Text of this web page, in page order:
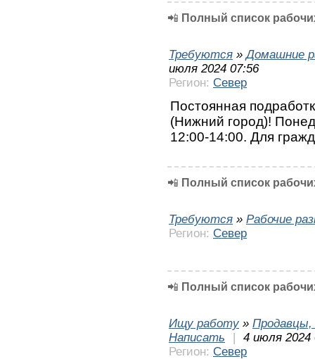
📲 Полный список
Требуются »Домашние
июля 2024 07:56
Регион: Север
Постоянная
(Нижний город)!
12:00-14:00. Для
📲 Полный список
Требуются » Рабочие
Регион: Север
📲 Полный список
Ищу работу » Продавцы,
Написать
|
4 июля 2024
Регион: Север